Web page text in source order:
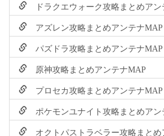
ドラクエウォーク攻略まとめアン
アズレン攻略まとめアンテナMAP
パズドラ攻略まとめアンテナMAP
原神攻略まとめアンテナMAP
プロセカ攻略まとめアンテナMAP
ポケモンユナイト攻略まとめアン
オクトパストラベラー攻略まとめ